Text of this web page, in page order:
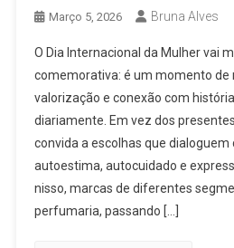
Março 5, 2026 Bruna Alves
O Dia Internacional da Mulher vai
comemorativa: é um momento de
valorização e conexão com
diariamente. Em vez dos
convida a escolhas que dialoguem
autoestima, autocuidado e
nisso, marcas de diferentes
perfumaria, passando […]